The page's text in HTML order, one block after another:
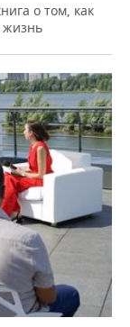
о том, как
жизнь